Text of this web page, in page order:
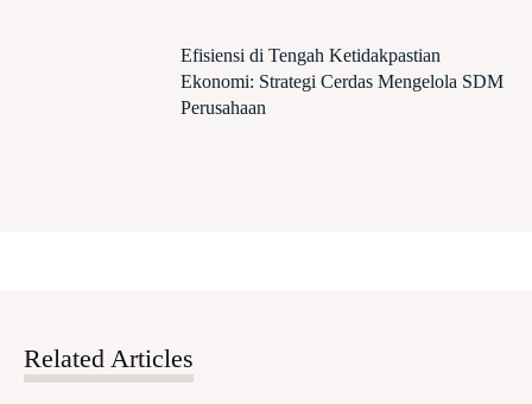
Efisiensi di Tengah Ketidakpastian
Ekonomi: Strategi Cerdas Mengelola SDM
Perusahaan
Related Articles